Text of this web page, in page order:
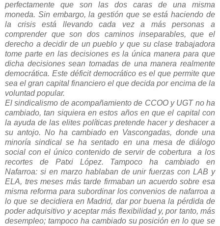
perfectamente que son las dos caras de una misma
moneda. Sin embargo, la gestión que se está haciendo de
la crisis está llevando cada vez a más personas a
comprender que son dos caminos inseparables, que el
derecho a decidir de un pueblo y que su clase trabajadora
tome parte en las decisiones es la única manera para que
dicha decisiones sean tomadas de una manera realmente
democrática. Este déficit democrático es el que permite que
sea el gran capital financiero el que decida por encima de la
voluntad popular.
El sindicalismo de acompañamiento de CCOO y UGT no ha
cambiado, tan siquiera en estos años en que el capital con
la ayuda de las elites políticas pretende hacer y deshacer a
su antojo. No ha cambiado en Vascongadas, donde una
minoría sindical se ha sentado en una mesa de diálogo
social con el único contenido de servir de cobertura a los
recortes de Patxi López. Tampoco ha cambiado en
Nafarroa: si en marzo hablaban de unir fuerzas con LAB y
ELA, tres meses más tarde firmaban un acuerdo sobre esa
misma reforma para subordinar los convenios de nafarroa a
lo que se decidiera en Madrid, dar por buena la pérdida de
poder adquisitivo y aceptar más flexibilidad y, por tanto, más
desempleo; tampoco ha cambiado su posición en lo que se